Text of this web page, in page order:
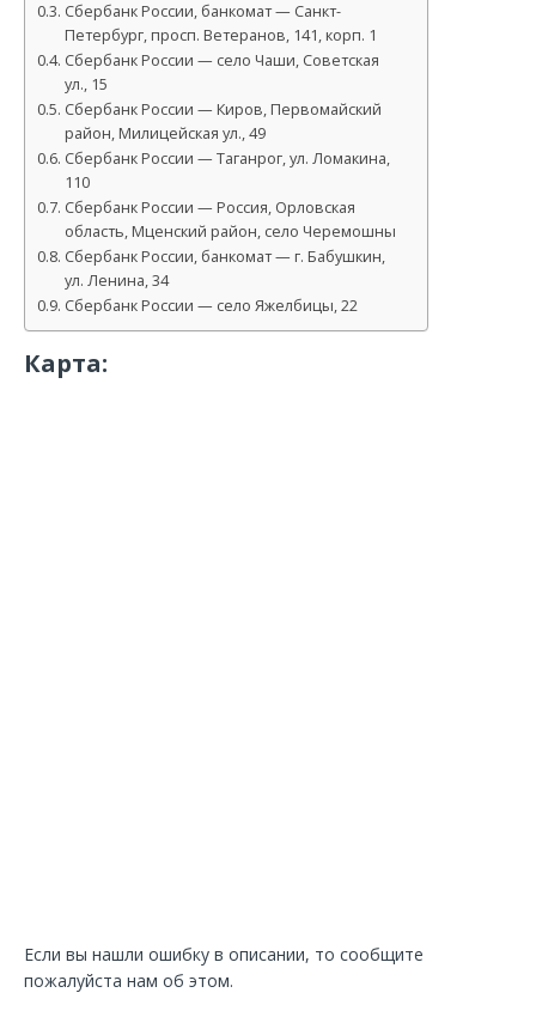
Сбербанк России, банкомат — Санкт-
Петербург, просп. Ветеранов, 141, корп. 1
Сбербанк России — село Чаши, Советская
ул., 15
Сбербанк России — Киров, Первомайский
район, Милицейская ул., 49
Сбербанк России — Таганрог, ул. Ломакина,
110
Сбербанк России — Россия, Орловская
область, Мценский район, село Черемошны
Сбербанк России, банкомат — г. Бабушкин,
ул. Ленина, 34
Сбербанк России — село Яжелбицы, 22
Карта:
Если вы нашли ошибку в описании, то сообщите
пожалуйста нам об этом.